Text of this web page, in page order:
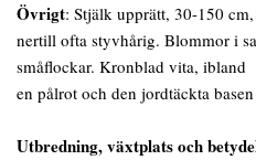
Övrigt: Stjälk upprätt, 30-150
nertill ofta styvhårig. Blommor i
småflockar. Kronblad vita, ibland
en pålrot och den jordtäckta
Utbredning, växtplats och